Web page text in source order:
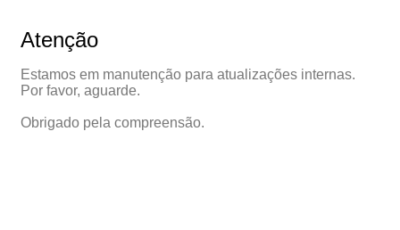
Atenção
Estamos em manutenção para atualizações internas.
Por favor, aguarde.
Obrigado pela compreensão.